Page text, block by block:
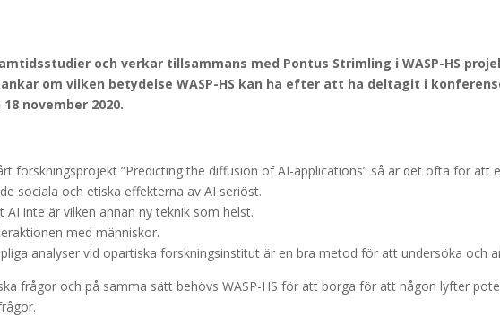
och verkar tillsammans med Pontus Strimling i WASP-HS
om vilken betydelse WASP-HS kan ha efter att ha deltagit i
november 2020.
forskningsprojekt ”Predicting the diffusion of AI-applications” så är det ofta för att
sociala och etiska effekterna av AI seriöst.
inte är vilken annan ny teknik som helst.
med människor.
analyser vid opartiska forskningsinstitut är en bra metod för att undersöka och
frågor och på samma sätt behövs WASP-HS för att borga för att någon lyfter